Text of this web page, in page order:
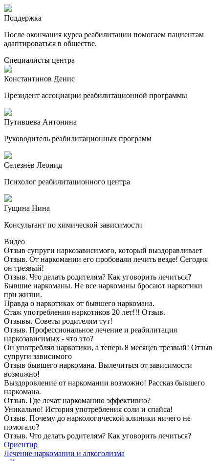
Поддержка
После окончания курса реабилитации помогаем пациентам
адаптироваться в обществе.
Специалисты центра
Константинов Денис
Президент ассоциации реабилитационной программы
Путивцева Антонина
Руководитель реабилитационных программ
Селезнёв Леонид
Психолог реабилитационного центра
Гущина Нина
Консультант по химической зависимости
Видео
Отзыв супруги наркозависимого, который выздоравливает
Отзыв. От наркомании его пробовали лечить везде! Сегодня
он трезвый!
Отзыв. Что делать родителям? Как уговорить лечиться?
Бывшие наркоманы. Не все наркоманы бросают наркотики
при жизни.
Правда о наркотиках от бывшего наркомана.
Стаж употребления наркотиков 20 лет!!! Отзыв.
Отзывы. Советы родителям тут!
Отзыв. Профессиональное лечение и реабилитация
наркозависимых - что это?
Он употреблял наркотики, а теперь 8 месяцев трезвый! Отзыв
супруги зависимого
Отзыв бывшего наркомана. Вылечиться от зависимости
возможно!
Выздоровление от наркомании возможно! Рассказ бывшего
наркомана.
Отзыв. Где лечат наркоманию эффективно?
Уникально! История употребления соли и спайса!
Отзыв. Почему до наркологической клиники ничего не
помогало?
Отзыв. Что делать родителям? Как уговорить лечиться?
Ориентир
Лечение наркомании и алкоголизма